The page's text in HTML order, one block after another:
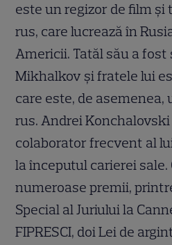
este un regizor de film
rus, care lucrează în
Americii. Tatăl său a fost
Mikhalkov și fratele lui
care este, de
rus. Andrei
colaborator frecvent al
la începutul carierei sale.
numeroase premii,
Special al Juriului la
FIPRESCI, doi Lei de